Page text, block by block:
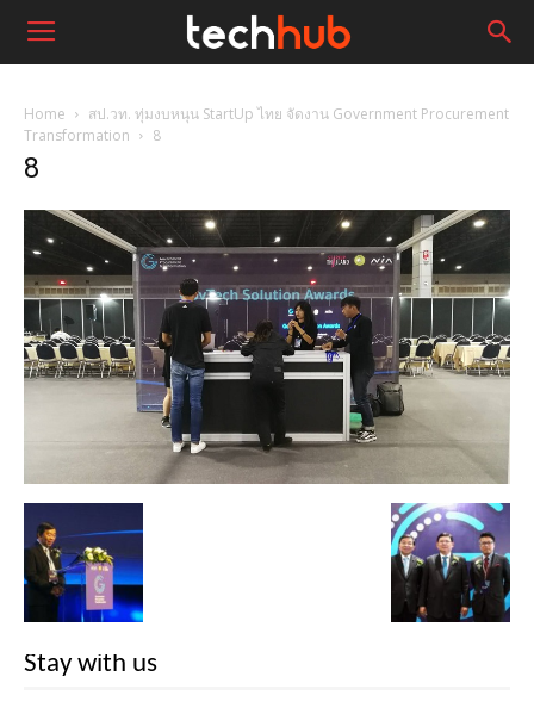
Home
สป.วท. ทุ่มงบหนุน StartUp ไทย จัดงาน Government Procurement
Transformation
8
8
Stay with us